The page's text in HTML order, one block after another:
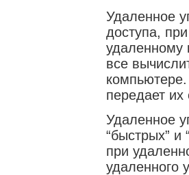
Удаленное
доступа,
удаленному
все
передает их
Удаленное
“быстрых”
при
удаленного